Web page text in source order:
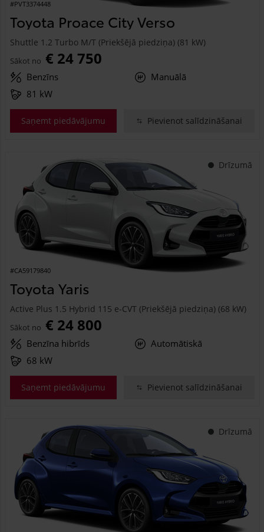
#PVT3374448
Toyota Proace City Verso
Shuttle 1.2 Turbo M/T (Priekšējā piedziņa) (81 kW)
Sākot no € 24 750
Benzīns
Manuālā
81 kW
Saņemt piedāvājumu Pievienot salīdzināšanai
Drīzumā
#CA59179840
Toyota Yaris
Active Plus 1.5 Hybrid 115 e-CVT (Priekšējā piedziņa) (68 kW)
Sākot no € 24 800
Benzīna hibrīds
Automātiskā
68 kW
Saņemt piedāvājumu Pievienot salīdzināšanai
Drīzumā